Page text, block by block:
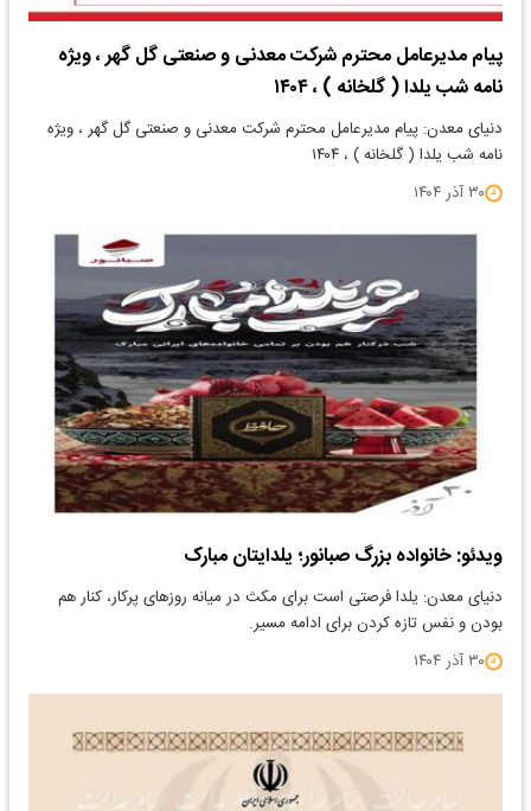
پیام مدیرعامل محترم شرکت معدنی و صنعتی گل گهر ، ویژه
نامه شب یلدا ( گلخانه ) ، ۱۴۰۴
دنیای معدن: پیام مدیرعامل محترم شرکت معدنی و صنعتی گل گهر ، ویژه
نامه شب یلدا ( گلخانه ) ، ۱۴۰۴
۳۰ آذر ۱۴۰۴
ویدئو: خانواده بزرگ صبانور؛ یلدایتان مبارک
دنیای معدن: یلدا فرصتی است برای مکث در میانه روزهای پرکار، کنار هم
بودن و نفس تازه کردن برای ادامه مسیر.
۳۰ آذر ۱۴۰۴